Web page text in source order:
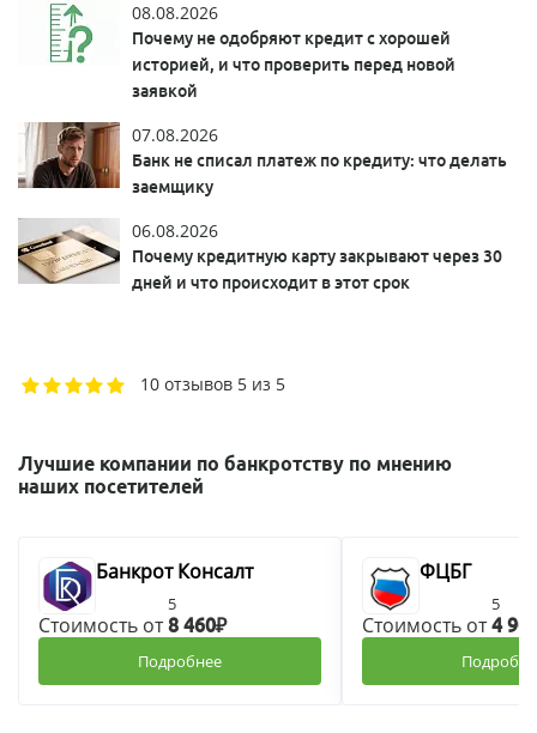
08.08.2026
Почему не одобряют кредит с хорошей
историей, и что проверить перед новой
заявкой
07.08.2026
Банк не списал платеж по кредиту: что делать
заемщику
06.08.2026
Почему кредитную карту закрывают через 30
дней и что происходит в этот срок
10 отзывов 5 из 5
Лучшие компании по банкротству по мнению
наших посетителей
Банкрот Консалт
5
Стоимость от8 460₽
Подробнее
ФЦБГ
5
Стоимость от4